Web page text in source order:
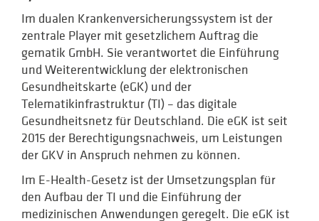
Im dualen Krankenversicherungs­system ist der
zentrale Player mit gesetzlichem Auftrag die
gematik GmbH. Sie verantwortet die Einführung
und Weiterentwicklung der elektronischen
Gesundheitskarte (eGK) und der
Telematikinfrastruktur (TI) – das digitale
Gesundheitsnetz für Deutschland. Die eGK ist seit
2015 der Berechtigungsnachweis, um Leistungen
der GKV in Anspruch nehmen zu können.
Im E-Health-Gesetz ist der Umsetzungsplan für
den Aufbau der TI und die Einführung der
medizinischen Anwendungen geregelt. Die eGK ist